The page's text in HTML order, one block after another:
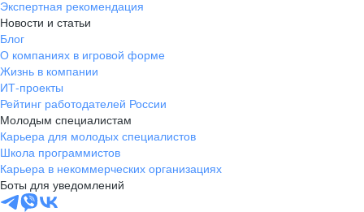
Экспертная рекомендация
Новости и статьи
Блог
О компаниях в игровой форме
Жизнь в компании
ИТ-проекты
Рейтинг работодателей России
Молодым специалистам
Карьера для молодых специалистов
Школа программистов
Карьера в некоммерческих организациях
Боты для уведомлений